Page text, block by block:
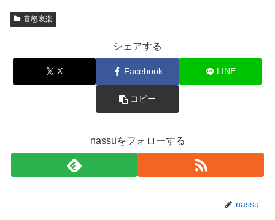
喜怒哀楽
シェアする
X Facebook LINE
コピー
nassuをフォローする
nassu